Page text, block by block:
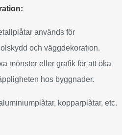
används för
och väggdekoration.
mönster eller grafik för att öka
hos byggnader.
kopparplåtar, etc.